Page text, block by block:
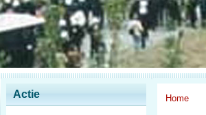
Actie Home